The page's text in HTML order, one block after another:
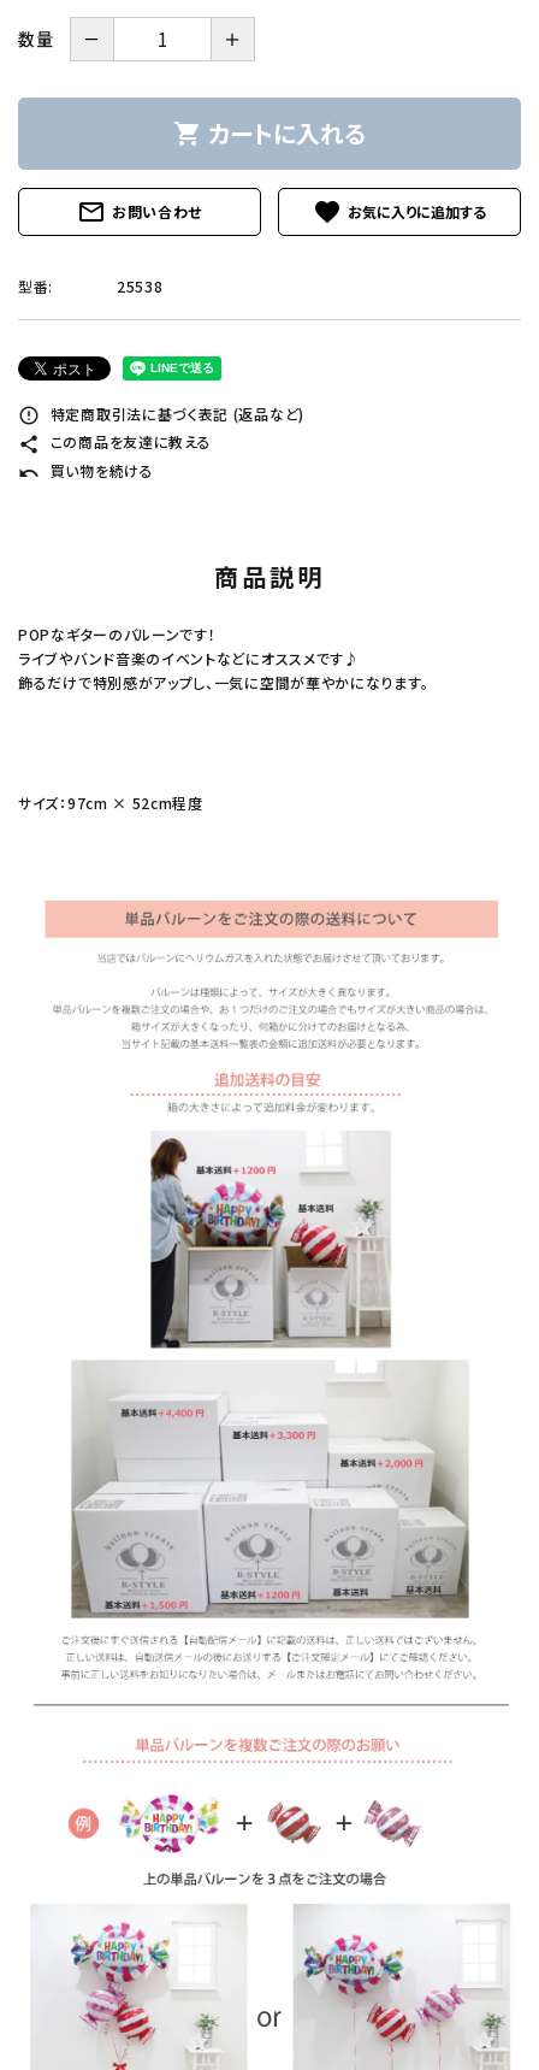
数量 － ＋
shopping_cart カートに入れる
mail_outline お問い合わせ favorite
型番: 25538
error_outline 特定商取引法に基づく表記 (返品など)
share この商品を友達に教える
undo 買い物を続ける
商品説明
POPなギターのバルーンです！
ライブやバンド音楽のイベントなどにオススメです♪
飾るだけで特別感がアップし、一気に空間が華やかになります。
サイズ：97cm × 52cm程度